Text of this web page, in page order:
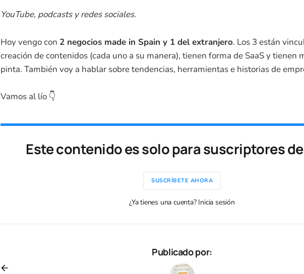
YouTube, podcasts y redes sociales.
Hoy vengo con 2 negocios made in Spain y 1 del extranjero. Los 3 están
creación de contenidos (cada uno a su manera), tienen forma de SaaS y tienen
pinta. También voy a hablar sobre tendencias, herramientas e historias de
Vamos al lío 👇
Este contenido es solo para suscriptores
SUSCRÍBETE AHORA
¿Ya tienes una cuenta? Inicia sesión
Publicado por: